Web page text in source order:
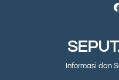
Informasi dan